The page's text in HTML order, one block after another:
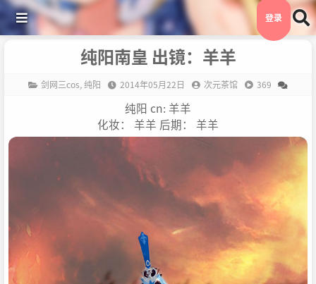
登录
纯阳南皇 出镜：羊羊
剑网三cos,纯阳 2014年05月22日 次元茶馆 369
纯阳 cn: 羊羊
化妆： 羊羊 后期： 羊羊